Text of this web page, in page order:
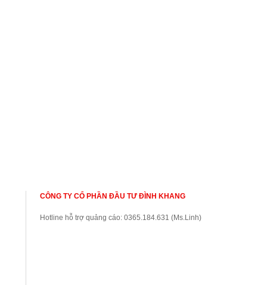
CÔNG TY CỔ PHẦN ĐẦU TƯ ĐÌNH KHANG
Hotline hỗ trợ quảng cáo: 0365.184.631 (Ms.Linh)